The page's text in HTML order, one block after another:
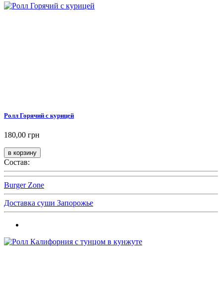
Ролл Горячий с курицей
180,00 грн
Состав:
Burger Zone
Доставка суши Запорожье